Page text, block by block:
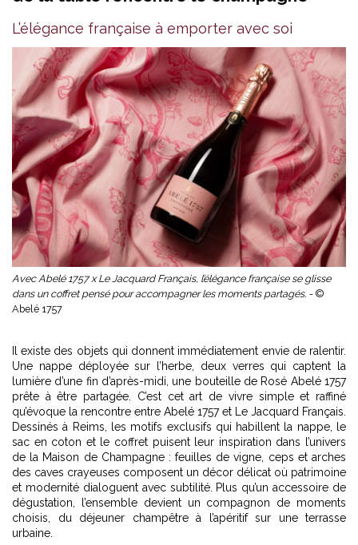
L’élégance française à emporter avec soi
Avec Abelé 1757 x Le Jacquard Français, l’élégance française se glisse
dans un coffret pensé pour accompagner les moments partagés. - ©
Abelé 1757
Il existe des objets qui donnent immédiatement envie de ralentir.
Une nappe déployée sur l’herbe, deux verres qui captent la
lumière d’une fin d’après-midi, une bouteille de Rosé Abelé 1757
prête à être partagée. C’est cet art de vivre simple et raffiné
qu’évoque la rencontre entre Abelé 1757 et Le Jacquard Français.
Dessinés à Reims, les motifs exclusifs qui habillent la nappe, le
sac en coton et le coffret puisent leur inspiration dans l’univers
de la Maison de Champagne : feuilles de vigne, ceps et arches
des caves crayeuses composent un décor délicat où patrimoine
et modernité dialoguent avec subtilité. Plus qu’un accessoire de
dégustation, l’ensemble devient un compagnon de moments
choisis, du déjeuner champêtre à l’apéritif sur une terrasse
urbaine.